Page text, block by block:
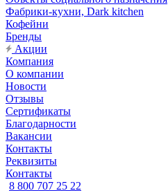
Фабрики-кухни, Dark kitchen
Кофейни
Бренды
Акции
Компания
О компании
Новости
Отзывы
Сертификаты
Благодарности
Вакансии
Контакты
Реквизиты
Контакты
8 800 707 25 22